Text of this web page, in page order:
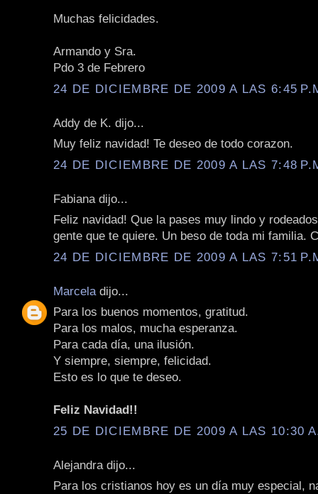
Muchas felicidades.
Armando y Sra.
Pdo 3 de Febrero
24 DE DICIEMBRE DE 2009 A LAS 6:45
Addy de K. dijo...
Muy feliz navidad! Te deseo de todo corazon.
24 DE DICIEMBRE DE 2009 A LAS 7:48
Fabiana dijo...
Feliz navidad! Que la pases muy lindo y
gente que te quiere. Un beso de toda mi familia.
24 DE DICIEMBRE DE 2009 A LAS 7:51
Marcela dijo...
Para los buenos momentos, gratitud.
Para los malos, mucha esperanza.
Para cada día, una ilusión.
Y siempre, siempre, felicidad.
Esto es lo que te deseo.
Feliz Navidad!!
25 DE DICIEMBRE DE 2009 A LAS 10:30
Alejandra dijo...
Para los cristianos hoy es un día muy especial,